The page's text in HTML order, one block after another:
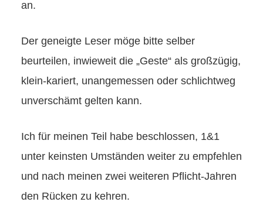
an.
Der geneigte Leser möge bitte selber
beurteilen, inwieweit die „Geste“ als großzügig,
klein-kariert, unangemessen oder schlichtweg
unverschämt gelten kann.
Ich für meinen Teil habe beschlossen, 1&1
unter keinsten Umständen weiter zu empfehlen
und nach meinen zwei weiteren Pflicht-Jahren
den Rücken zu kehren.